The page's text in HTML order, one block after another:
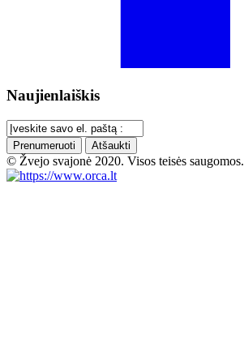
Naujienlaiškis
Prenumeruoti Atšaukti
© Žvejo svajonė 2020. Visos teisės saugomos.